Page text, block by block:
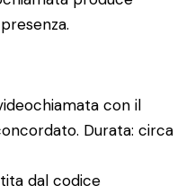
con il
Durata: circa
dal codice